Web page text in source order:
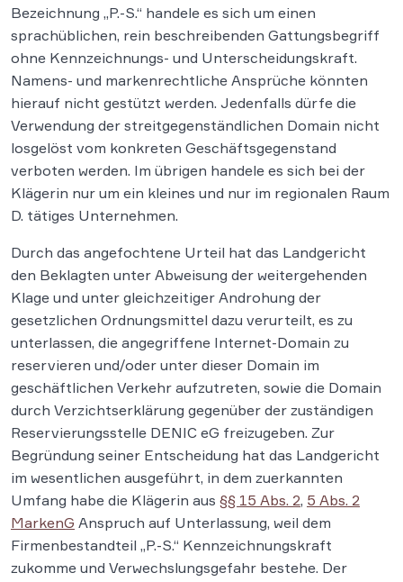
Bezeichnung „P.-S.“ handele es sich um einen
sprachüblichen, rein beschreibenden Gattungsbegriff
ohne Kennzeichnungs- und Unterscheidungskraft.
Namens- und markenrechtliche Ansprüche könnten
hierauf nicht gestützt werden. Jedenfalls dürfe die
Verwendung der streitgegenständlichen Domain nicht
losgelöst vom konkreten Geschäftsgegenstand
verboten werden. Im übrigen handele es sich bei der
Klägerin nur um ein kleines und nur im regionalen Raum
D. tätiges Unternehmen.
Durch das angefochtene Urteil hat das Landgericht
den Beklagten unter Abweisung der weitergehenden
Klage und unter gleichzeitiger Androhung der
gesetzlichen Ordnungsmittel dazu verurteilt, es zu
unterlassen, die angegriffene Internet-Domain zu
reservieren und/oder unter dieser Domain im
geschäftlichen Verkehr aufzutreten, sowie die Domain
durch Verzichtserklärung gegenüber der zuständigen
Reservierungsstelle DENIC eG freizugeben. Zur
Begründung seiner Entscheidung hat das Landgericht
im wesentlichen ausgeführt, in dem zuerkannten
Umfang habe die Klägerin aus §§ 15 Abs. 2, 5 Abs. 2
MarkenG Anspruch auf Unterlassung, weil dem
Firmenbestandteil „P.-S.“ Kennzeichnungskraft
zukomme und Verwechslungsgefahr bestehe. Der